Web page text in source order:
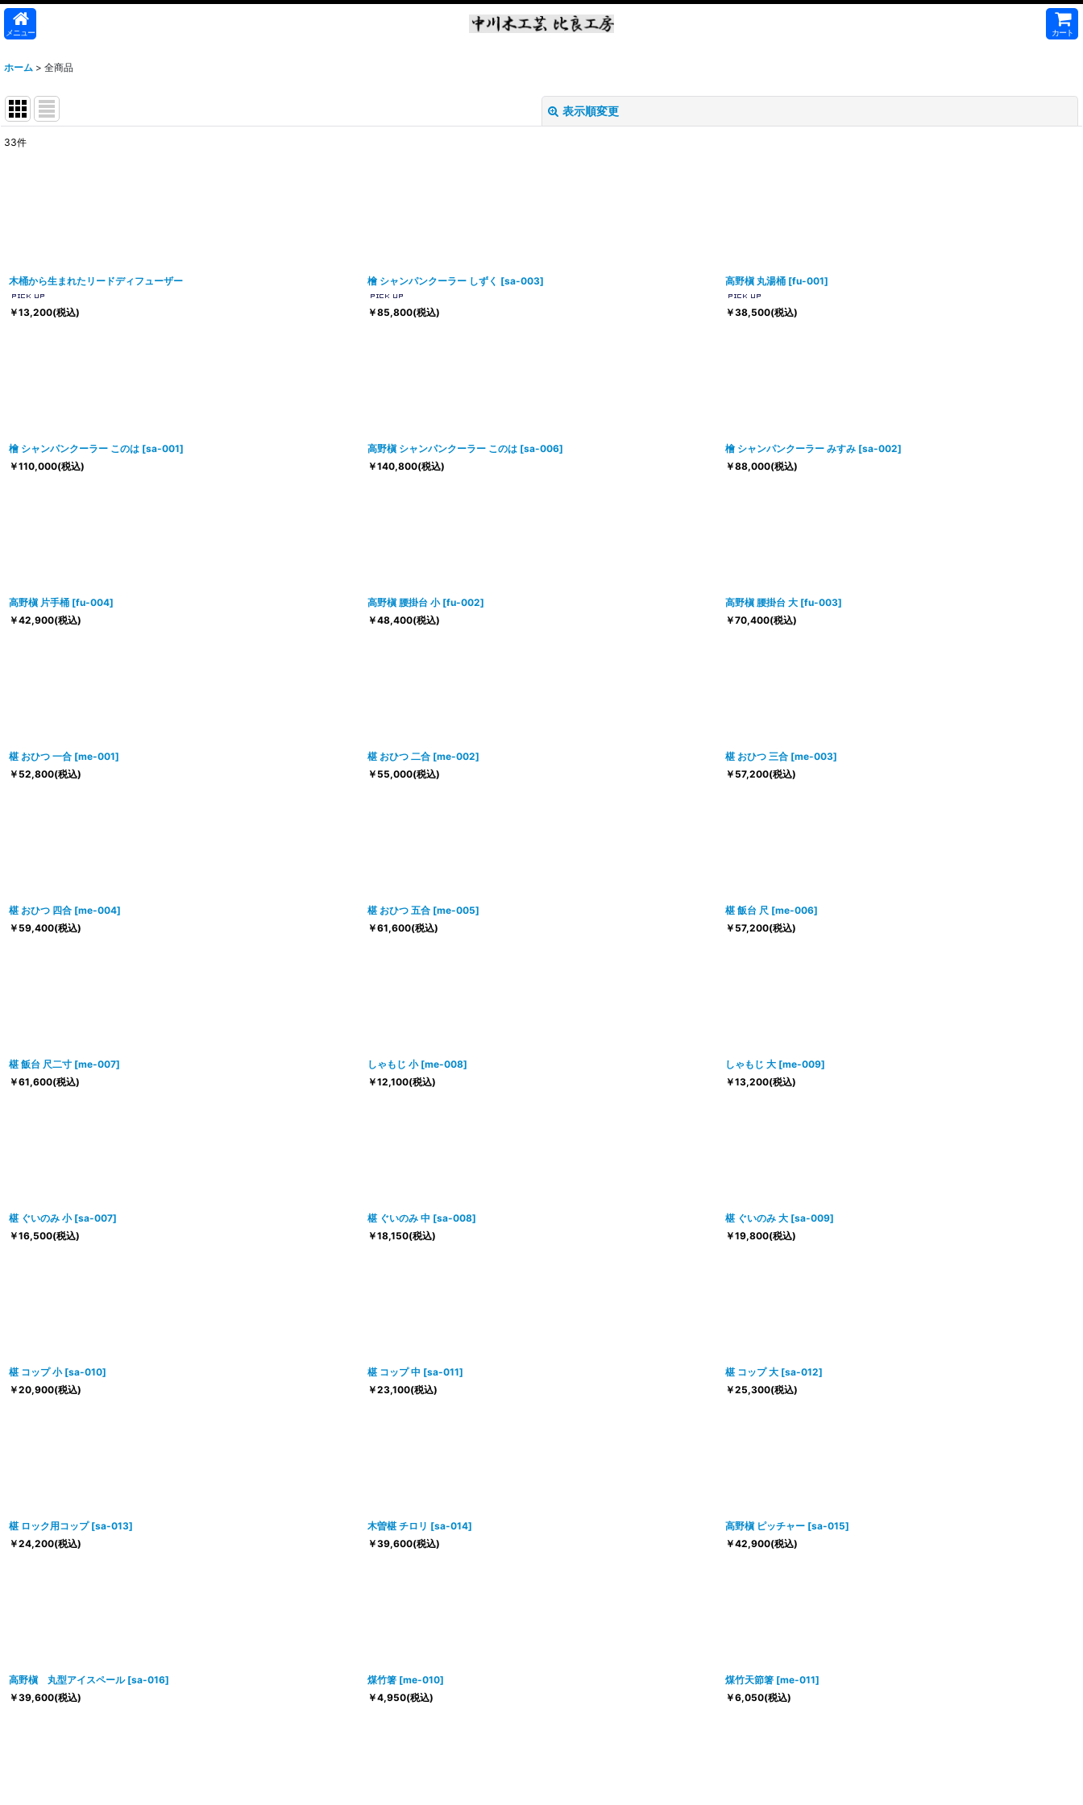
メニュー カート
ホーム > 全商品
表示順変更
33件
木桶から生まれたリードディフューザー
￥13,200(税込)
檜 シャンパンクーラー しずく [sa-003]
￥85,800(税込)
高野槇 丸湯桶 [fu-001]
￥38,500(税込)
檜 シャンパンクーラー このは [sa-001]
￥110,000(税込)
高野槇 シャンパンクーラー このは [sa-006]
￥140,800(税込)
檜 シャンパンクーラー みすみ [sa-002]
￥88,000(税込)
高野槇 片手桶 [fu-004]
￥42,900(税込)
高野槇 腰掛台 小 [fu-002]
￥48,400(税込)
高野槇 腰掛台 大 [fu-003]
￥70,400(税込)
椹 おひつ 一合 [me-001]
￥52,800(税込)
椹 おひつ 二合 [me-002]
￥55,000(税込)
椹 おひつ 三合 [me-003]
￥57,200(税込)
椹 おひつ 四合 [me-004]
￥59,400(税込)
椹 おひつ 五合 [me-005]
￥61,600(税込)
椹 飯台 尺 [me-006]
￥57,200(税込)
椹 飯台 尺二寸 [me-007]
￥61,600(税込)
しゃもじ 小 [me-008]
￥12,100(税込)
しゃもじ 大 [me-009]
￥13,200(税込)
椹 ぐいのみ 小 [sa-007]
￥16,500(税込)
椹 ぐいのみ 中 [sa-008]
￥18,150(税込)
椹 ぐいのみ 大 [sa-009]
￥19,800(税込)
椹 コップ 小 [sa-010]
￥20,900(税込)
椹 コップ 中 [sa-011]
￥23,100(税込)
椹 コップ 大 [sa-012]
￥25,300(税込)
椹 ロック用コップ [sa-013]
￥24,200(税込)
木曽椹 チロリ [sa-014]
￥39,600(税込)
高野槇 ピッチャー [sa-015]
￥42,900(税込)
高野槇 丸型アイスペール [sa-016]
￥39,600(税込)
煤竹箸 [me-010]
￥4,950(税込)
煤竹天節箸 [me-011]
￥6,050(税込)